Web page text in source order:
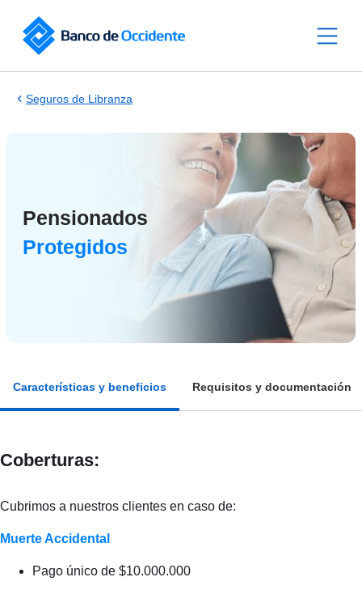
Saltar al contenido principal
Seguros de Libranza
Pensionados
Protegidos
Características y beneficios Requisitos y documentación
Coberturas:
Cubrimos a nuestros clientes en caso de:
Muerte Accidental
Pago único de $10.000.000